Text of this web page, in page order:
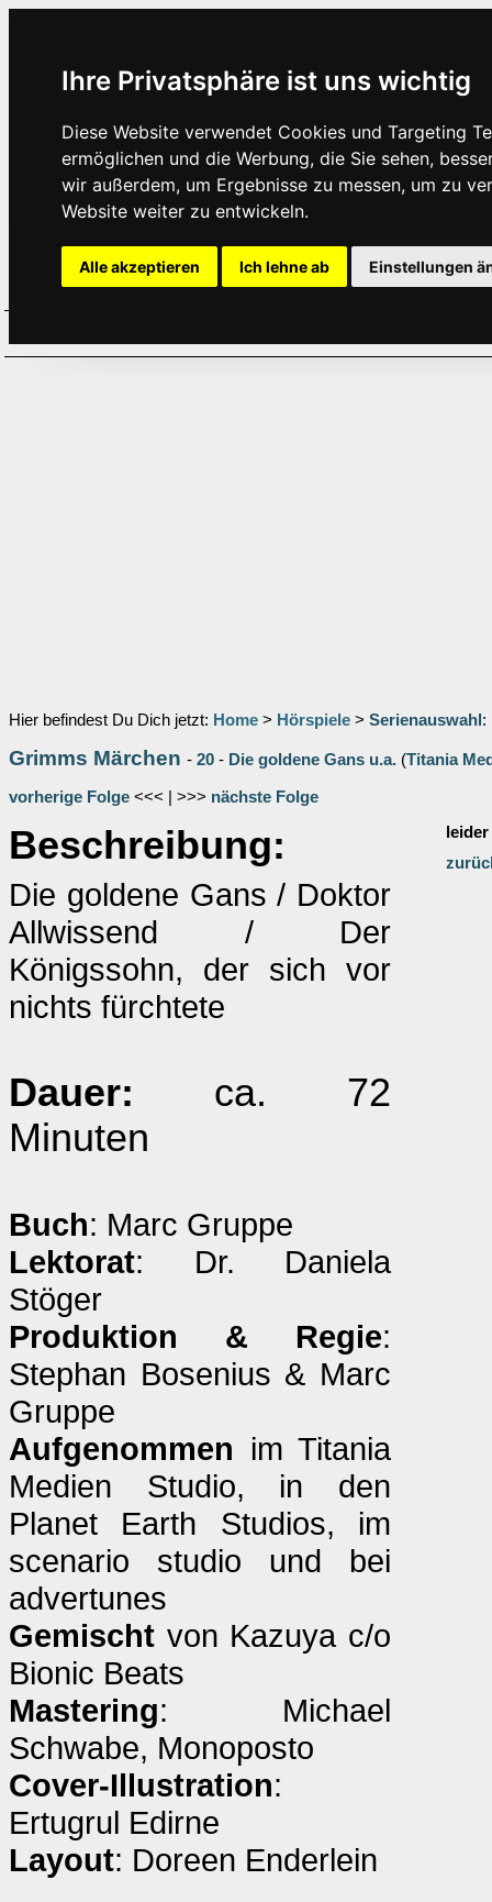
Ihre Privatsphäre ist uns wichtig
Diese Website verwendet Cookies und Targeting
ermöglichen und die Werbung, die Sie sehen,
wir außerdem, um Ergebnisse zu messen, um zu
Website weiter zu entwickeln.
Alle akzeptieren Ich lehne ab Einstellungen
Hier befindest Du Dich jetzt: Home > Hörspiele > Serienauswahl :
Grimms Märchen - 20 - Die goldene Gans u.a. (Titania
vorherige Folge <<< | >>> nächste Folge
Beschreibung:
Die goldene Gans / Doktor
Allwissend / Der
Königssohn, der sich vor
nichts fürchtete
Dauer: ca. 72
Minuten
Buch: Marc Gruppe
Lektorat: Dr. Daniela
Stöger
Produktion & Regie:
Stephan Bosenius & Marc
Gruppe
Aufgenommen im Titania
Medien Studio, in den
Planet Earth Studios, im
scenario studio und bei
advertunes
Gemischt von Kazuya c/o
Bionic Beats
Mastering: Michael
Schwabe, Monoposto
Cover-Illustration:
Ertugrul Edirne
Layout: Doreen Enderlein